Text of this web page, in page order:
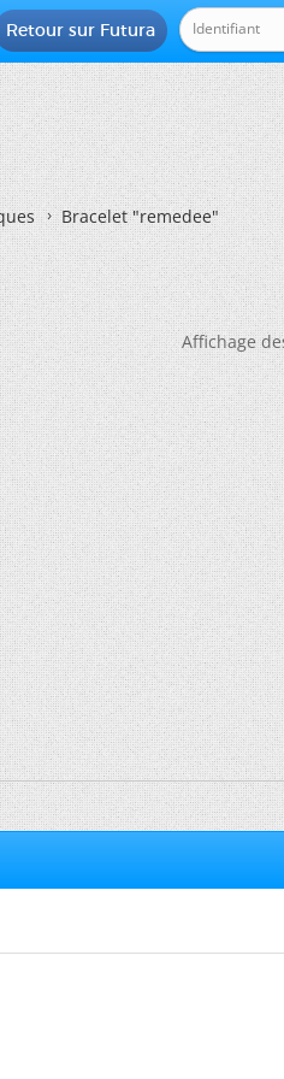
Retour sur Futura
Bracelet "remedee"
Affichage